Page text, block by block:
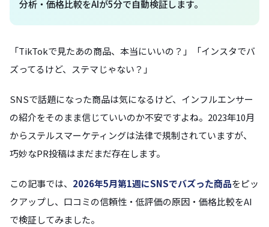
分析・価格比較をAIが5分で自動検証します。
「TikTokで見たあの商品、本当にいいの？」「インスタでバ
ズってるけど、ステマじゃない？」
SNSで話題になった商品は気になるけど、インフルエンサー
の紹介をそのまま信じていいのか不安ですよね。2023年10月
からステルスマーケティングは法律で規制されていますが、
巧妙なPR投稿はまだまだ存在します。
この記事では、 2026年5月第1週にSNSでバズった商品をピッ
クアップし、口コミの信頼性・低評価の原因・価格比較をAI
で検証してみました。